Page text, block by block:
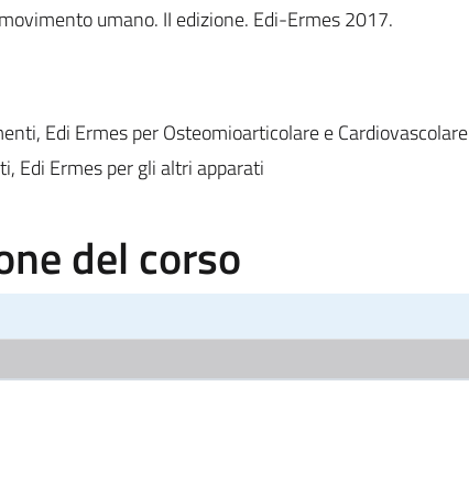
umano. II edizione. Edi-Ermes 2017.
Edi Ermes per Osteomioarticolare e Cardiovascolare
Edi Ermes per gli altri apparati
del corso